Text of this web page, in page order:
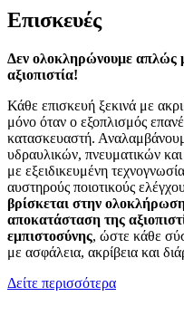
Επισκευές
Δεν ολοκληρώνουμε απλώς
αξιοπιστία!
Κάθε επισκευή ξεκινά με
μόνο όταν ο εξοπλισμός
κατασκευαστή.
υδραυλικών, πνευματικών
με εξειδικευμένη
αυστηρούς ποιοτικούς
βρίσκεται στην
αποκατάσταση της
εμπιστοσύνης, ώστε κάθε
με ασφάλεια, ακρίβεια και
Δείτε περισσότερα